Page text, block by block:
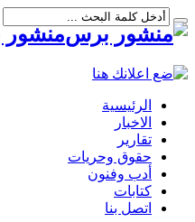
منشور
الرئيسية
الاخبار
تقارير
حقوق وحريات
أدب وفنون
كتابات
اتصل بنا